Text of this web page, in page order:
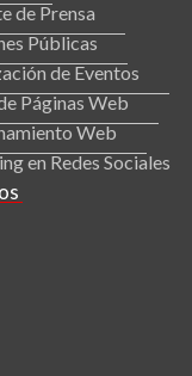
de Prensa
Públicas
de Eventos
Páginas Web
Web
en Redes Sociales